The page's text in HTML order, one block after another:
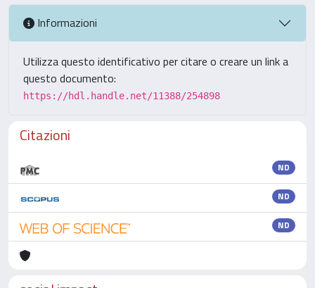
Informazioni
Utilizza questo identificativo per citare o creare un link a
questo documento:
https://hdl.handle.net/11388/254898
Citazioni
ND
ND
ND